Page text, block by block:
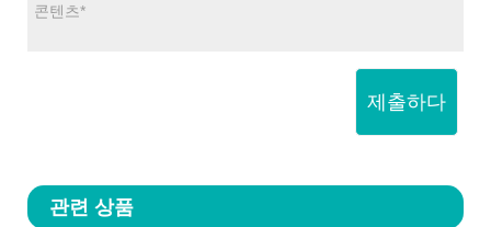
제출하다
관련 상품